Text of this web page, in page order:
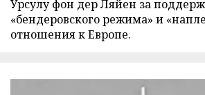
Урсулу фон дер Ляйен за
«бендеровского режима» и
отношения к Европе.